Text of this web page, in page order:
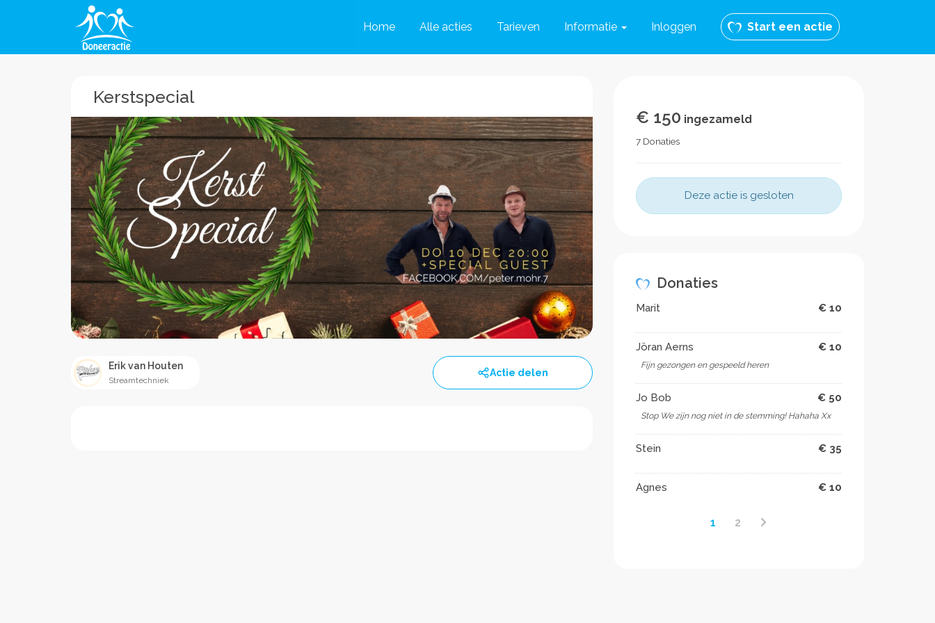
Home Alle acties Tarieven Informatie Inloggen Start een actie
Kerstspecial
Erik van Houten
Streamtechniek
Actie delen
€ 150 ingezameld
7 Donaties
Deze actie is gesloten
Donaties
Marit € 10
Jöran Aerns € 10
Fijn gezongen en gespeeld heren
Jo Bob € 50
Stop We zijn nog niet in de stemming! Hahaha Xx
Stein € 35
Agnes € 10
1 2